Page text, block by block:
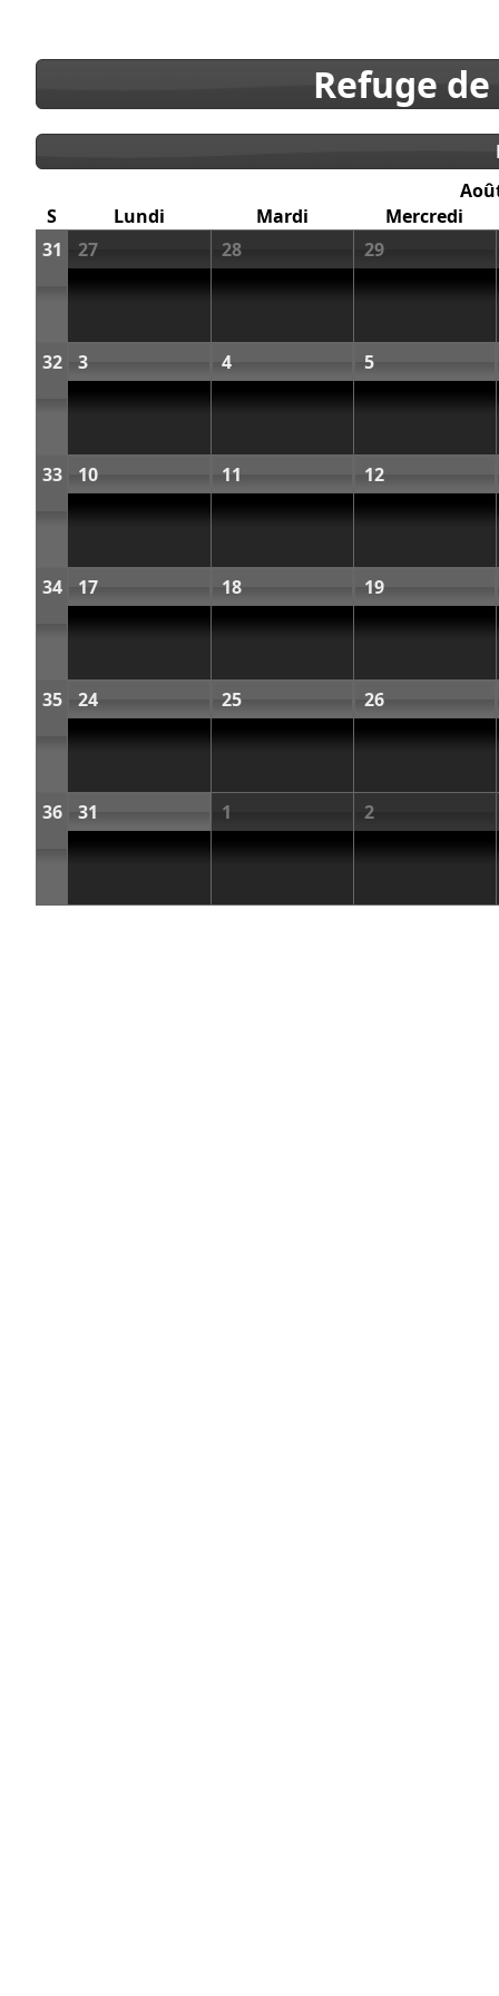
Refuge
S
Lundi Mardi
Mercredi
31
27 28 29
32 3 4 5
33 10 11 12
34 17 18 19
35 24 25 26
36 31 1 2